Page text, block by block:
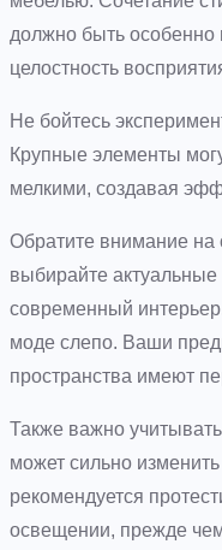
должно быть
целостность
Не бойтесь
Крупные элементы
мелкими, создавая
Обратите внимание на
выбирайте актуальные
современный
моде слепо. Ваши
пространства имеют
Также важно
может сильно
рекомендуется
освещении, прежде